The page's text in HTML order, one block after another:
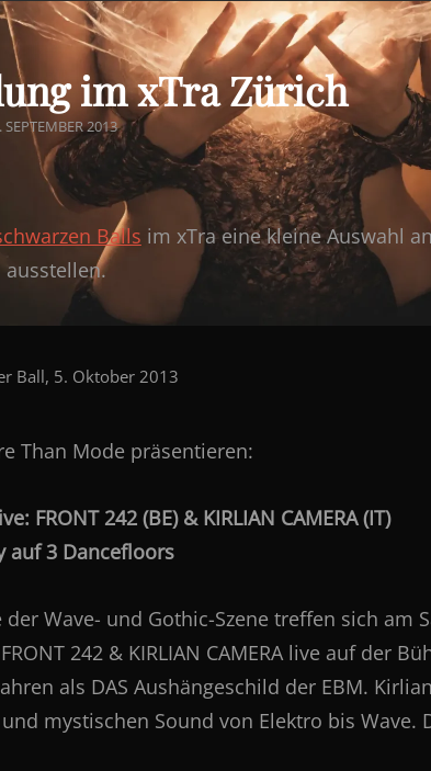
im xTra Zürich
SEPTEMBER 2013
Balls im xTra eine kleine Auswahl
ausstellen.
Ball, 5. Oktober 2013
FRONT 242 (BE) & KIRLIAN CAMERA (IT)
auf 3 Dancefloors
Wave- und Gothic-Szene treffen sich am
242 & KIRLIAN CAMERA live auf der
als DAS Aushängeschild der EBM.
mystischen Sound von Elektro bis Wave.